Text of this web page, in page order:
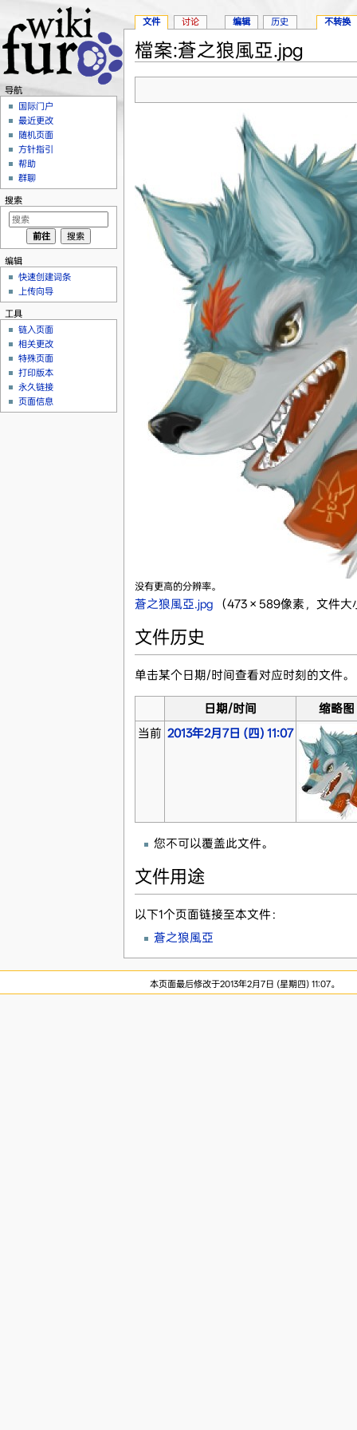
檔案:蒼之狼風亞.jpg
没有更高的分辨率。
蒼之狼風亞.jpg‎ （473 × 589像素，文件
文件历史
单击某个日期/时间查看对应时刻的文件。
日期/时间
缩略图
当前 2013年2月7日 (四) 11:07
您不可以覆盖此文件。
文件用途
以下1个页面链接至本文件：
蒼之狼風亞
文件 讨论 编辑 历史 不转换
导航
国际门户
最近更改
随机页面
方针指引
帮助
群聊
搜索
编辑
快速创建词条
上传向导
工具
链入页面
相关更改
特殊页面
打印版本
永久链接
页面信息
本页面最后修改于2013年2月7日 (星期四) 11:07。